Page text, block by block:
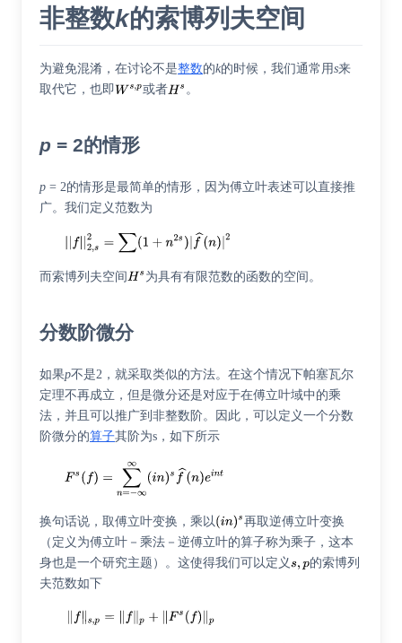
非整数k的索博列夫空间
为避免混淆，在讨论不是整数的k的时候，我们通常用s来
取代它，也即
或者 。
p = 2的情形
p = 2的情形是最简单的情形，因为傅立叶表述可以直接推
广。我们定义范数为
而索博列夫空间 为具有有限范数的函数的空间。
分数阶微分
如果p不是2，就采取类似的方法。在这个情况下帕塞瓦尔
定理不再成立，但是微分还是对应于在傅立叶域中的乘
法，并且可以推广到非整数阶。因此，可以定义一个分数
阶微分的算子其阶为s，如下所示
换句话说，取傅立叶变换，乘以
再取逆傅立叶变换
（定义为傅立叶－乘法－逆傅立叶的算子称为乘子 ，这本
身也是一个研究主题）。这使得我们可以定义
的索博列
夫范数如下